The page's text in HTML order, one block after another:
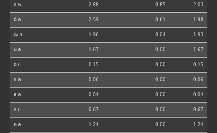
ก.พ. 2.88 0.85 -2.03
มี.ค. 2.59 0.61 -1.98
เม.ย. 1.96 0.04 -1.93
พ.ค. 1.67 0.00 -1.67
มิ.ย. 0.15 0.00 -0.15
ก.ค. 0.06 0.00 -0.06
ส.ค. 0.04 0.00 -0.04
ก.ย. 0.67 0.00 -0.67
ต.ค. 1.24 0.00 -1.24